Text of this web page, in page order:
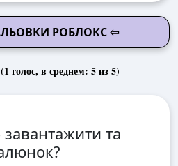
РОБЛОКС ⇦
(1 голос, в среднем: 5из 5)
та